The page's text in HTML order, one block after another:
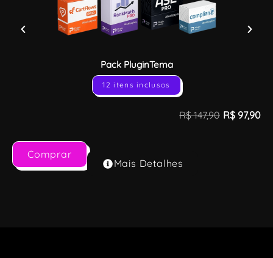
Pack PluginTema
12 itens inclusos
R$147,90 R$ 97,90
Comprar
Mais Detalhes